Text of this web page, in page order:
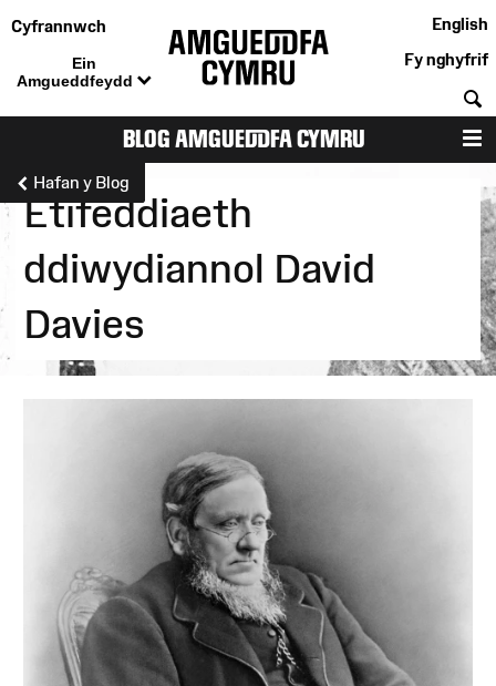
Cyfrannwch
Ein
Amgueddfeydd
English
Fy nghyfrif
BLOG AMGUEDDFA CYMRU
Hafan y Blog
Etifeddiaeth
ddiwydiannol David
Davies